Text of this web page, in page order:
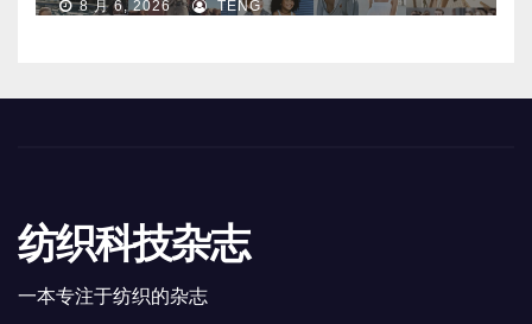
8 月 6, 2026 TENG
纺织科技杂志
一本专注于纺织的杂志